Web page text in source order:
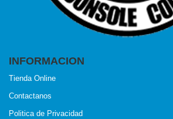
INFORMACION
Tienda Online
Contactanos
Politica de Privacidad